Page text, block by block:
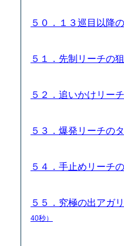
５０．１３巡目以降
５１．先制リーチの
５２．追いかけリー
５３．爆発リーチの
５４．手止めリーチ
５５．究極の出アガ
40秒）